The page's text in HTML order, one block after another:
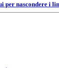
per nascondere i